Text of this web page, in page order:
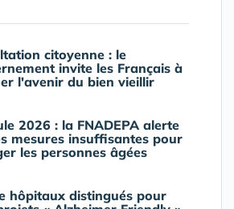
citoyenne : le
invite les Français à
l'avenir du bien vieillir
2026 : la FNADEPA alerte
mesures insuffisantes pour
les personnes âgées
hôpitaux distingués pour